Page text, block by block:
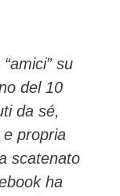
vi
di
su
del 10
da sé,
propria
scatenato
ha